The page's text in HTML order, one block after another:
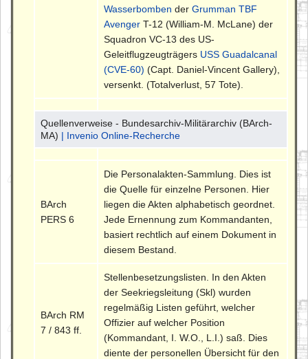
Wasserbomben derGrumman TBF
Avenger T-12 (William-M. McLane) der
Squadron VC-13 des US-
Geleitflugzeugträgers USS Guadalcanal
(CVE-60) (Capt. Daniel-Vincent Gallery),
versenkt. (Totalverlust, 57 Tote).
Quellenverweise - Bundesarchiv-Militärarchiv (BArch-
MA) | Invenio Online-Recherche
BArch
PERS 6
Die Personalakten-Sammlung. Dies ist
die Quelle für einzelne Personen. Hier
liegen die Akten alphabetisch geordnet.
Jede Ernennung zum Kommandanten,
basiert rechtlich auf einem Dokument in
diesem Bestand.
BArch RM
7 / 843 ff.
Stellenbesetzungslisten. In den Akten
der Seekriegsleitung (Skl) wurden
regelmäßig Listen geführt, welcher
Offizier auf welcher Position
(Kommandant, I. W.O., L.I.) saß. Dies
diente der personellen Übersicht für den